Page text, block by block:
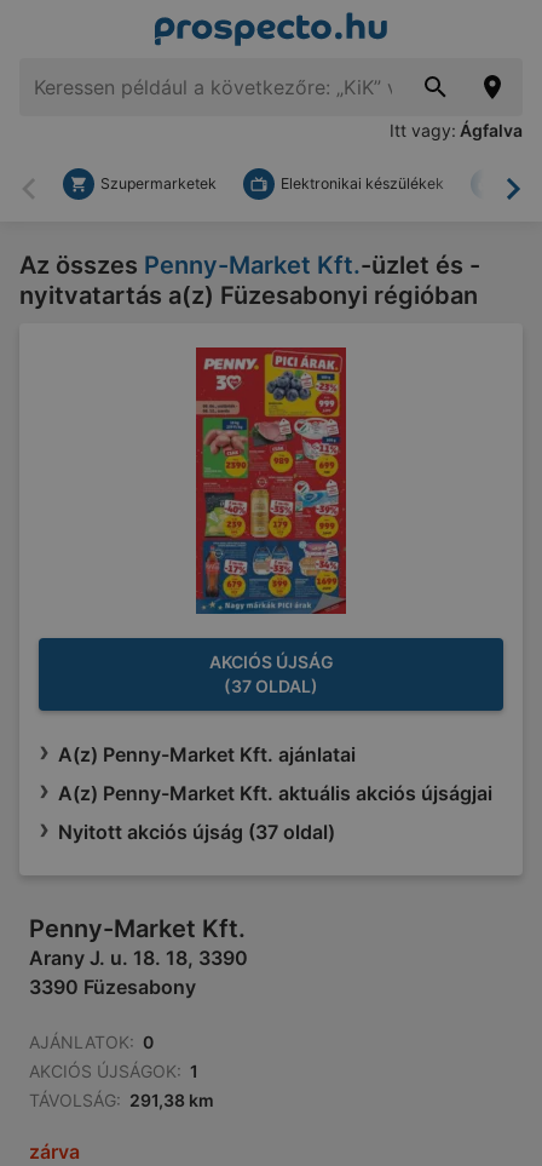
Itt vagy: Ágfalva
Vissza
Szupermarketek Elektronikai készülékek
Az összes Penny-Market Kft.-üzlet és -
nyitvatartás a(z) Füzesabonyi régióban
AKCIÓS ÚJSÁG
(37 OLDAL)
A(z) Penny-Market Kft. ajánlatai
A(z) Penny-Market Kft. aktuális akciós újságjai
Nyitott akciós újság (37 oldal)
Penny-Market Kft.
Arany J. u. 18. 18, 3390
3390 Füzesabony
AJÁNLATOK: 0
AKCIÓS ÚJSÁGOK: 1
TÁVOLSÁG: 291,38 km
zárva